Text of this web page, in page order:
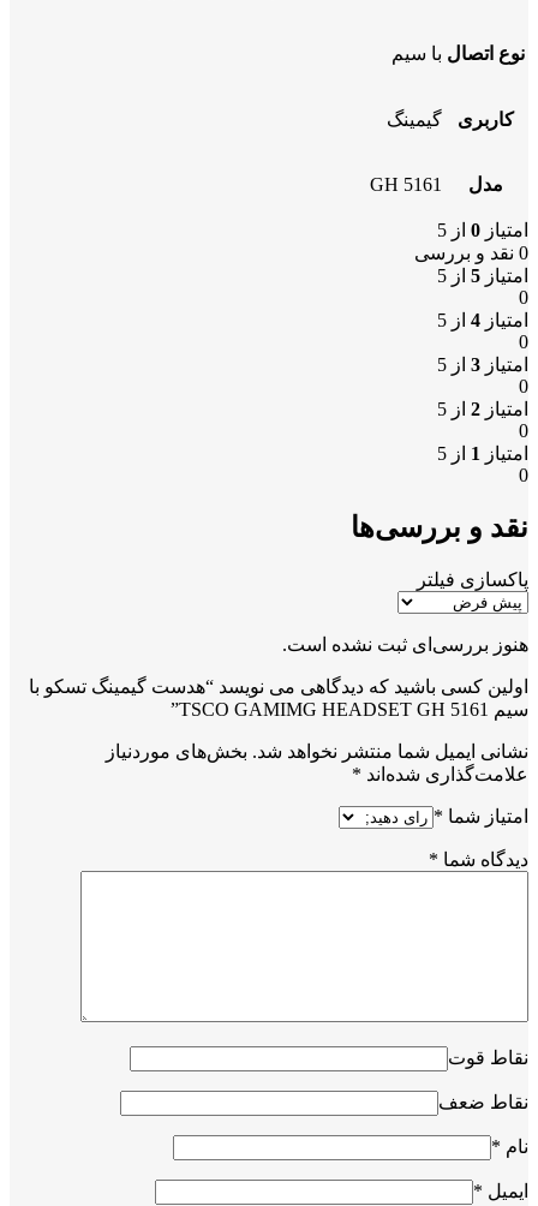
نوع اتصال با سیم
کاربری گیمینگ
مدل GH 5161
امتیاز 0 از 5
0 نقد و بررسی
امتیاز 5 از 5
0
امتیاز 4 از 5
0
امتیاز 3 از 5
0
امتیاز 2 از 5
0
امتیاز 1 از 5
0
نقد و بررسی‌ها
پاکسازی فیلتر
هنوز بررسی‌ای ثبت نشده است.
اولین کسی باشید که دیدگاهی می نویسد “هدست گیمینگ تسکو با
سیم TSCO GAMIMG HEADSET GH 5161”
نشانی ایمیل شما منتشر نخواهد شد. بخش‌های موردنیاز
علامت‌گذاری شده‌اند *
امتیاز شما *
دیدگاه شما *
نقاط قوت
نقاط ضعف
نام *
ایمیل *